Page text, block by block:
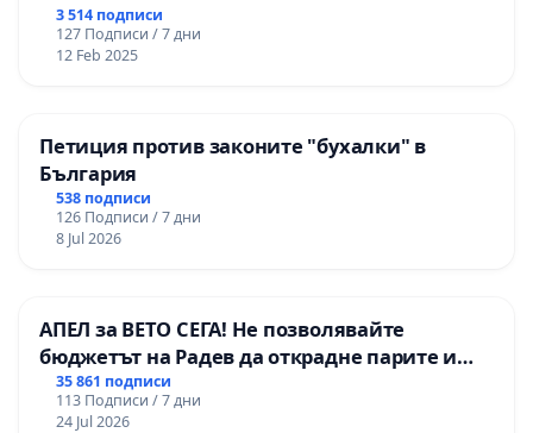
3 514 подписи
127 Подписи / 7 дни
12 Feb 2025
Петиция против законите "бухалки" в
България
538 подписи
126 Подписи / 7 дни
8 Jul 2026
АПЕЛ за ВЕТО СЕГА! Не позволявайте
бюджетът на Радев да открадне парите и
правата ни в тъмното
35 861 подписи
113 Подписи / 7 дни
24 Jul 2026